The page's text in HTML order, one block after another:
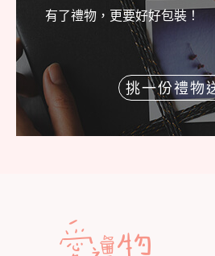
有了禮物，更要好好包裝！
挑一份禮物